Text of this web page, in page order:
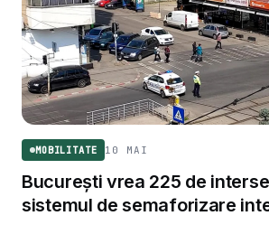
MOBILITATE 10 MAI
București vrea 225 de
sistemul de semaforizare